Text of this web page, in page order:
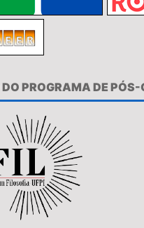
PROGRAMA DE